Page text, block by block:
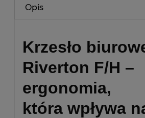
Opis
Krzesło
Riverton F/H –
ergonomia,
która wpływa